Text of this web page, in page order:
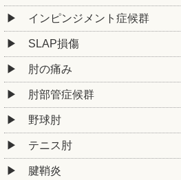
インピンジメント症候群
SLAP損傷
肘の痛み
肘部管症候群
野球肘
テニス肘
腱鞘炎